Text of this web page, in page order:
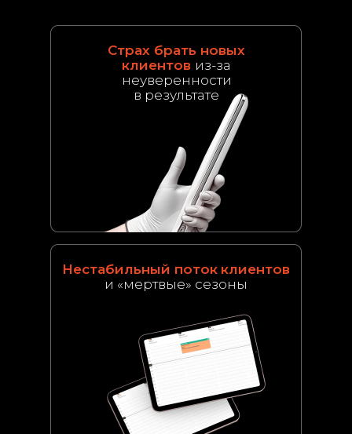
Нестабильный поток клиентов
и «мертвые» сезоны
Страх брать новых
клиентов из-за
неуверенности
в результате